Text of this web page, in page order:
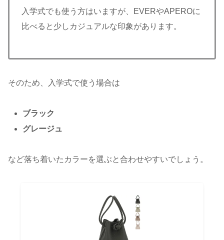
入学式でも使う方はいますが、EVERやAPEROに
比べると少しカジュアルな印象があります。
そのため、入学式で使う場合は
ブラック
グレージュ
など落ち着いたカラーを選ぶと合わせやすいでしょう。